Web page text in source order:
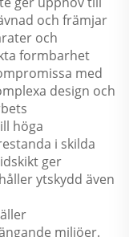
och främjar
och
formbarhet
med
design och
höga
i skilda
ger
ytskydd även
miljöer.